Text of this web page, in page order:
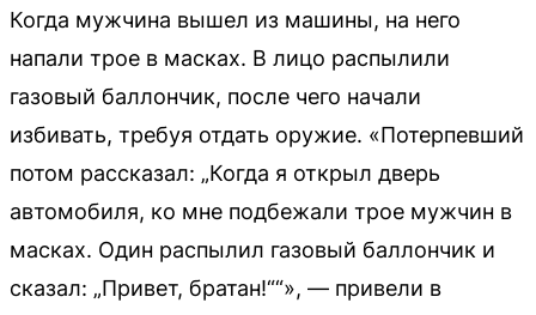
Когда мужчина вышел из машины, на него
напали трое в масках. В лицо распылили
газовый баллончик, после чего начали
избивать, требуя отдать оружие. «Потерпевший
потом рассказал: „Когда я открыл дверь
автомобиля, ко мне подбежали трое мужчин в
масках. Один распылил газовый баллончик и
сказал: „Привет, братан!““», — привели в